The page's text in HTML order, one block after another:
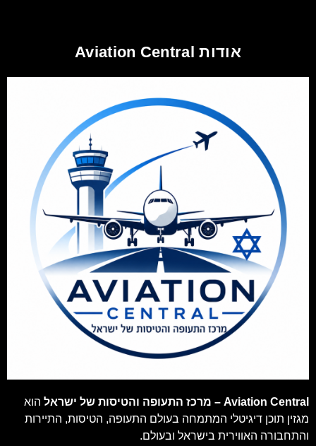
אודות Aviation Central
Aviation Central – מרכז התעופה והטיסות של ישראל
הוא
מגזין תוכן דיגיטלי המתמחה בעולם התעופה, הטיסות, התיירות
והתחבורה האווירית בישראל ובעולם.